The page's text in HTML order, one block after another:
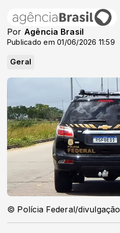
Por Agência Brasil
Publicado em 01/06/2026 11:59
Geral
© Polícia Federal/divulgação